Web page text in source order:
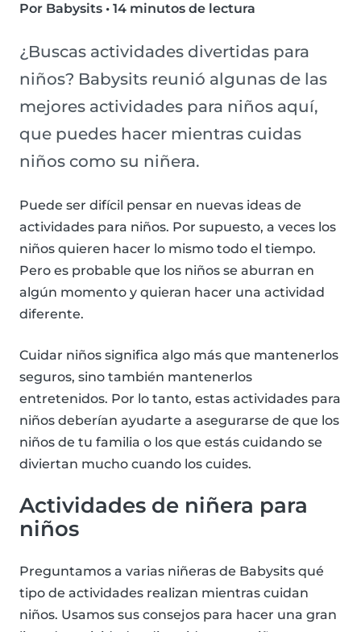
Por Babysits • 14 minutos de lectura
¿Buscas actividades divertidas para
niños? Babysits reunió algunas de las
mejores actividades para niños aquí,
que puedes hacer mientras cuidas
niños como su niñera.
Puede ser difícil pensar en nuevas ideas de
actividades para niños. Por supuesto, a veces los
niños quieren hacer lo mismo todo el tiempo.
Pero es probable que los niños se aburran en
algún momento y quieran hacer una actividad
diferente.
Cuidar niños significa algo más que mantenerlos
seguros, sino también mantenerlos
entretenidos. Por lo tanto, estas actividades para
niños deberían ayudarte a asegurarse de que los
niños de tu familia o los que estás cuidando se
diviertan mucho cuando los cuides.
Actividades de niñera para
niños
Preguntamos a varias niñeras de Babysits qué
tipo de actividades realizan mientras cuidan
niños. Usamos sus consejos para hacer una gran